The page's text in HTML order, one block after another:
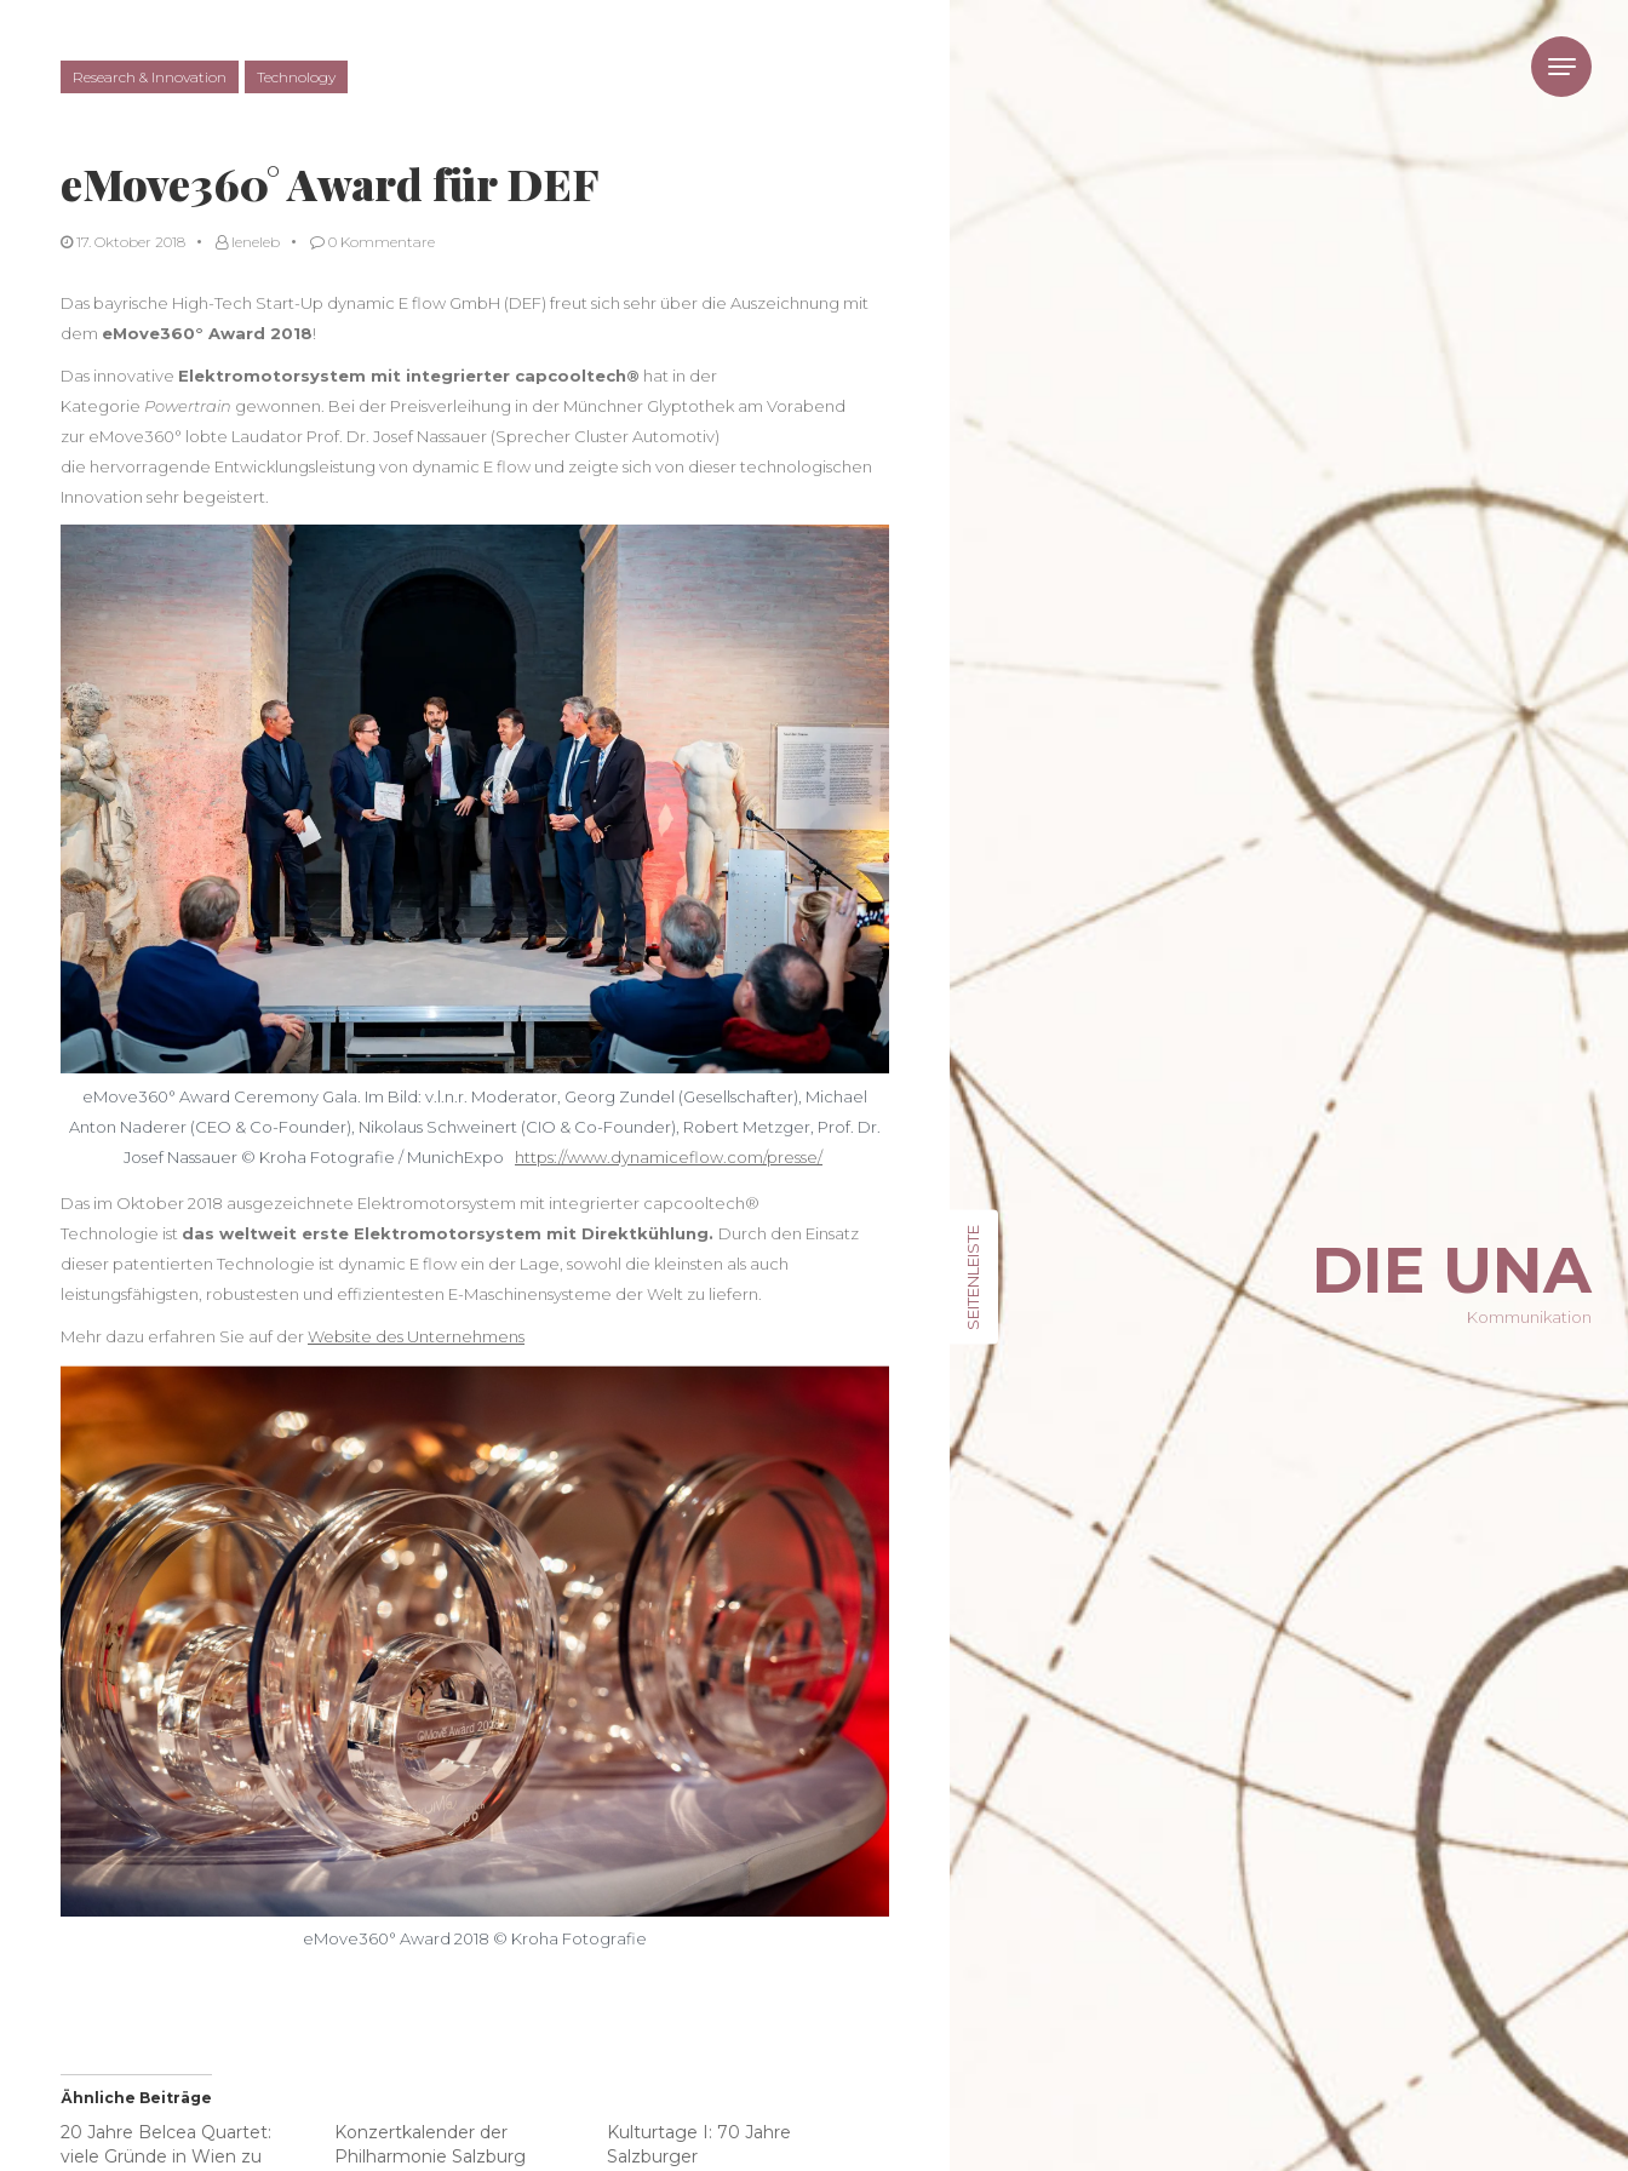
SEITENLEISTE DIE UNA
Kommunikation
Research & Innovation Technology
eMove360° Award für DEF
17. Oktober 2018 leneleb 0 Kommentare
Das bayrische High-Tech Start-Up dynamic E flow GmbH (DEF) freut sich sehr über die Auszeichnung mit
dem eMove360° Award 2018!
Das innovative Elektromotorsystem mit integrierter capcooltech® hat in der
Kategorie Powertrain gewonnen. Bei der Preisverleihung in der Münchner Glyptothek am Vorabend
zur eMove360° lobte Laudator Prof. Dr. Josef Nassauer (Sprecher Cluster Automotiv)
die hervorragende Entwicklungsleistung von dynamic E flow und zeigte sich von dieser technologischen
Innovation sehr begeistert.
eMove360° Award Ceremony Gala. Im Bild: v.l.n.r. Moderator, Georg Zundel (Gesellschafter), Michael
Anton Naderer (CEO & Co-Founder), Nikolaus Schweinert (CIO & Co-Founder), Robert Metzger, Prof. Dr.
Josef Nassauer © Kroha Fotografie / MunichExpo https://www.dynamiceflow.com/presse/
Das im Oktober 2018 ausgezeichnete Elektromotorsystem mit integrierter capcooltech®
Technologie ist das weltweit erste Elektromotorsystem mit Direktkühlung. Durch den Einsatz
dieser patentierten Technologie ist dynamic E flow ein der Lage, sowohl die kleinsten als auch
leistungsfähigsten, robustesten und effizientesten E-Maschinensysteme der Welt zu liefern.
Mehr dazu erfahren Sie auf derWebsite des Unternehmens
eMove360° Award 2018 © Kroha Fotografie
Ähnliche Beiträge
20 Jahre Belcea Quartet:
viele Gründe in Wien zu
Konzertkalender der
Philharmonie Salzburg
Kulturtage I: 70 Jahre
Salzburger